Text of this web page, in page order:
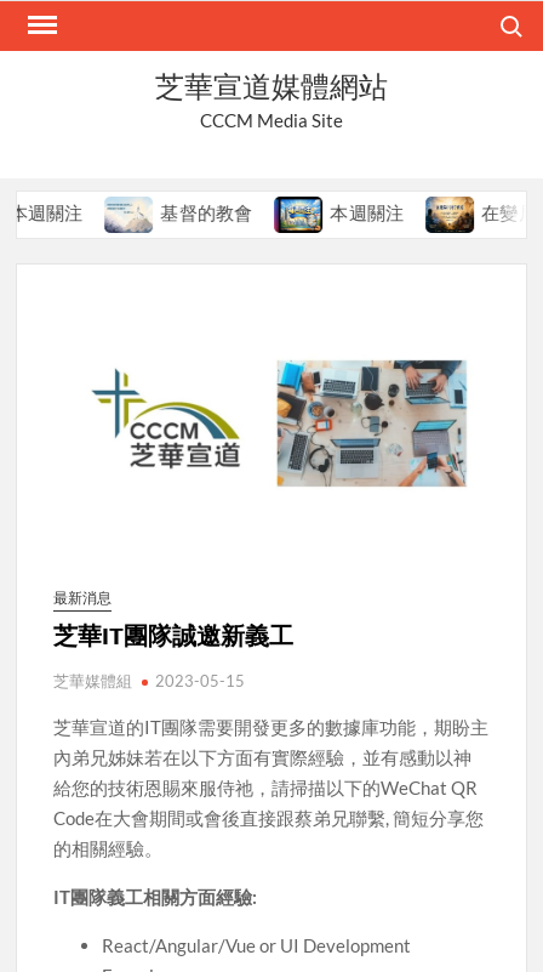
Skip
芝華宣道媒體網站
CCCM Media Site
關注 基督的教會 本週關注 在變局中
最新消息
芝華IT團隊誠邀新義工
芝華媒體組 2023-05-15
芝華宣道的IT團隊需要開發更多的數據庫功能，期盼主
內弟兄姊妹若在以下方面有實際經驗，並有感動以神
給您的技術恩賜來服侍祂，請掃描以下的WeChat QR
Code在大會期間或會後直接跟蔡弟兄聯繫, 簡短分享您
的相關經驗。
IT團隊義工相關方面經驗:
React/Angular/Vue or UI Development